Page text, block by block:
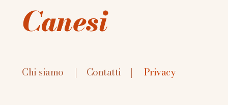
Canesi
Chi siamo | Contatti | Privacy